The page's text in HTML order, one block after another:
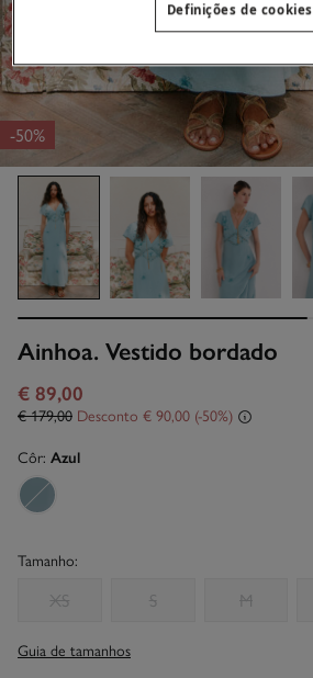
-50%
Ainhoa. Vestido bordado
€ 89,00
€ 179,00 Desconto € 90,00 50
Côr: Azul
Tamanho:
XS S M
Guia de tamanhos
Definições de cookies